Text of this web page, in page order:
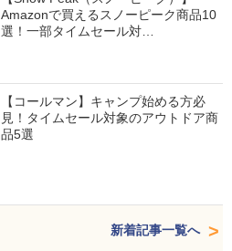
Amazonで買えるスノーピーク商品10
選！一部タイムセール対…
【コールマン】キャンプ始める方必
見！タイムセール対象のアウトドア商
品5選
新着記事一覧へ